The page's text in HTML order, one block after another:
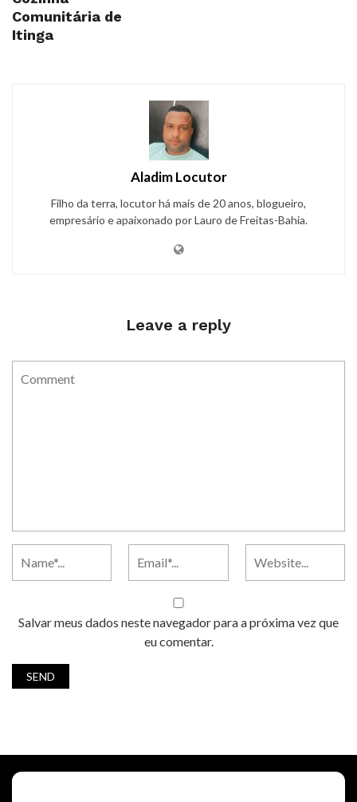
Comunitária de
Itinga
Aladim Locutor
Filho da terra, locutor há mais de 20 anos, blogueiro,
empresário e apaixonado por Lauro de Freitas-Bahia.
Leave a reply
Salvar meus dados neste navegador para a próxima vez que
eu comentar.